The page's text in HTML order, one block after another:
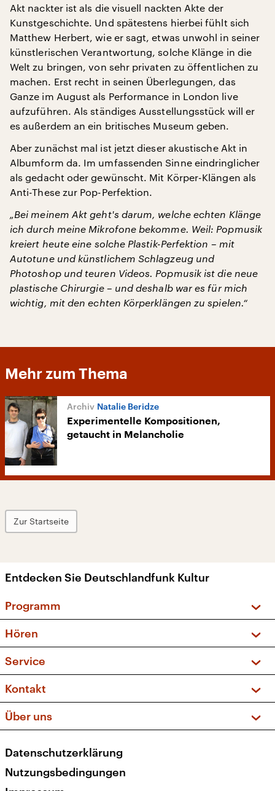
Akt nackter ist als die visuell nackten Akte der
Kunstgeschichte. Und spätestens hierbei fühlt sich
Matthew Herbert, wie er sagt, etwas unwohl in seiner
künstlerischen Verantwortung, solche Klänge in die
Welt zu bringen, von sehr privaten zu öffentlichen zu
machen. Erst recht in seinen Überlegungen, das
Ganze im August als Performance in London live
aufzuführen. Als ständiges Ausstellungsstück will er
es außerdem an ein britisches Museum geben.
Aber zunächst mal ist jetzt dieser akustische Akt in
Albumform da. Im umfassenden Sinne eindringlicher
als gedacht oder gewünscht. Mit Körper-Klängen als
Anti-These zur Pop-Perfektion.
„Bei meinem Akt geht's darum, welche echten Klänge
ich durch meine Mikrofone bekomme. Weil: Popmusik
kreiert heute eine solche Plastik-Perfektion – mit
Autotune und künstlichem Schlagzeug und
Photoshop und teuren Videos. Popmusik ist die neue
plastische Chirurgie – und deshalb war es für mich
wichtig, mit den echten Körperklängen zu spielen.“
Mehr zum Thema
Natalie Beridze
Experimentelle Kompositionen,
getaucht in Melancholie
Zur Startseite
Entdecken Sie Deutschlandfunk Kultur
Programm
Sendungen und Podcasts
Musikliste
Kakadu – Das Kinderprogramm
Hören
Frequenzen (UKW + DAB+)
Service
FAQ
Apps
Newsletter
Veranstaltungen
Kontakt
Social Media
Über uns
Presse
Karriere
Datenschutzerklärung
Nutzungsbedingungen